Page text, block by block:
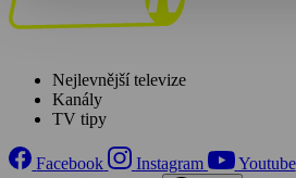
Nejlevnější televize
Kanály
TV tipy
Facebook Instagram
Youtube